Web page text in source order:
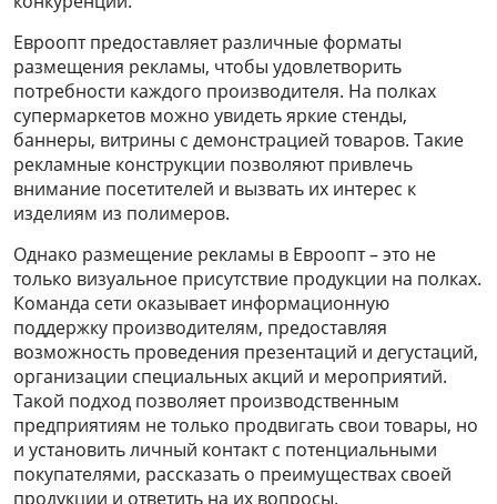
Евроопт предоставляет различные форматы
размещения рекламы, чтобы удовлетворить
потребности каждого производителя. На полках
супермаркетов можно увидеть яркие стенды,
баннеры, витрины с демонстрацией товаров. Такие
рекламные конструкции позволяют привлечь
внимание посетителей и вызвать их интерес к
изделиям из полимеров.
Однако размещение рекламы в Евроопт – это не
только визуальное присутствие продукции на полках.
Команда сети оказывает информационную
поддержку производителям, предоставляя
возможность проведения презентаций и дегустаций,
организации специальных акций и мероприятий.
Такой подход позволяет производственным
предприятиям не только продвигать свои товары, но
и установить личный контакт с потенциальными
покупателями, рассказать о преимуществах своей
продукции и ответить на их вопросы.